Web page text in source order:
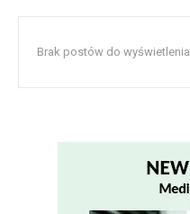
Brak postów do wyświetlenia